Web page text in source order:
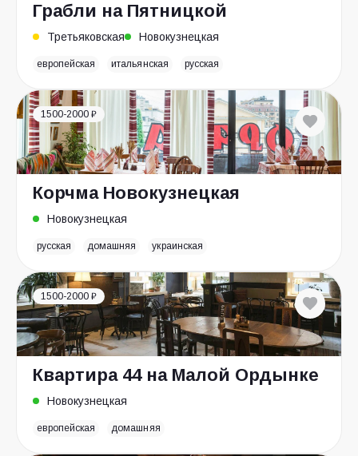
Грабли на Пятницкой
Третьяковская Новокузнецкая
европейская итальянская русская
1500-2000 ₽
Корчма Новокузнецкая
Новокузнецкая
русская домашняя украинская
1500-2000 ₽
Квартира 44 на Малой Ордынке
Новокузнецкая
европейская домашняя